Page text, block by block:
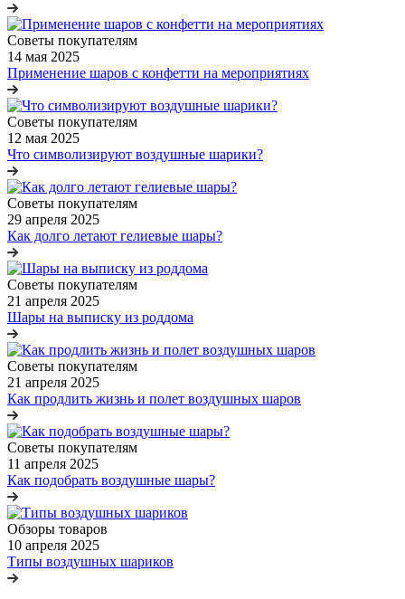
Советы покупателям
14 мая 2025
Применение шаров с конфетти на мероприятиях
Советы покупателям
12 мая 2025
Что символизируют воздушные шарики?
Советы покупателям
29 апреля 2025
Как долго летают гелиевые шары?
Советы покупателям
21 апреля 2025
Шары на выписку из роддома
Советы покупателям
21 апреля 2025
Как продлить жизнь и полет воздушных шаров
Советы покупателям
11 апреля 2025
Как подобрать воздушные шары?
Обзоры товаров
10 апреля 2025
Типы воздушных шариков